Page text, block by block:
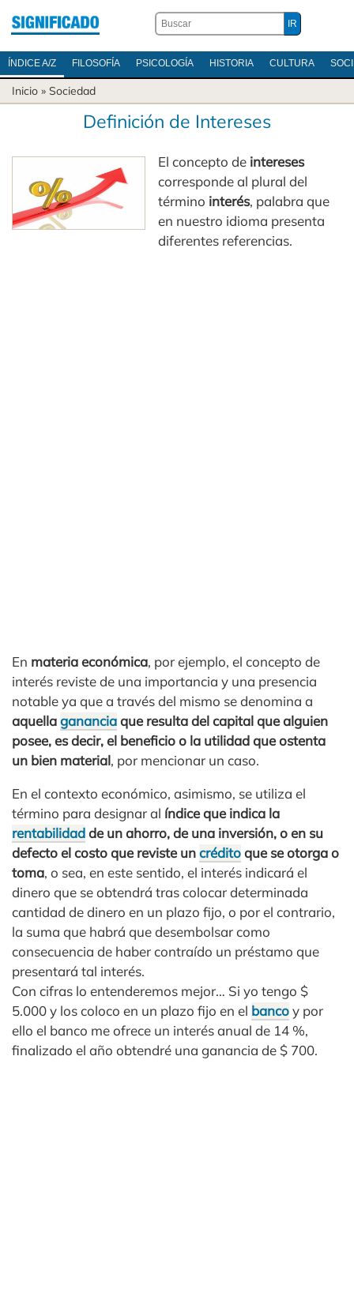
ÍNDICE A/Z FILOSOFÍA PSICOLOGÍA HISTORIA CULTURA
Inicio » Sociedad
Definición de Intereses
El concepto de intereses
corresponde al plural del
término interés, palabra que
en nuestro idioma presenta
diferentes referencias.
En materia económica, por ejemplo, el concepto de
interés reviste de una importancia y una presencia
notable ya que a través del mismo se denomina a
aquellagananciaque resulta del capital que alguien
posee, es decir, el beneficio o la utilidad que ostenta
un bien material, por mencionar un caso.
En el contexto económico, asimismo, se utiliza el
término para designar al índice que indica la
rentabilidadde un ahorro, de una inversión, o en su
defecto el costo que reviste uncréditoque se otorga o
toma, o sea, en este sentido, el interés indicará el
dinero que se obtendrá tras colocar determinada
cantidad de dinero en un plazo fijo, o por el contrario,
la suma que habrá que desembolsar como
consecuencia de haber contraído un préstamo que
presentará tal interés.
Con cifras lo entenderemos mejor… Si yo tengo $
5.000 y los coloco en un plazo fijo en el bancoy por
ello el banco me ofrece un interés anual de 14 %,
finalizado el año obtendré una ganancia de $ 700.